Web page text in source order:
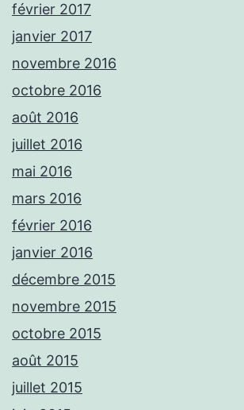
février 2017
janvier 2017
novembre 2016
octobre 2016
août 2016
juillet 2016
mai 2016
mars 2016
février 2016
janvier 2016
décembre 2015
novembre 2015
octobre 2015
août 2015
juillet 2015